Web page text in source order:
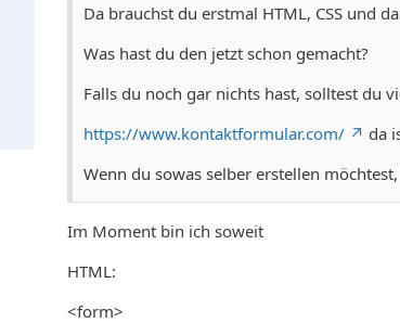
Da brauchst du erstmal HTML, CSS und
Was hast du den jetzt schon gemacht?
Falls du noch gar nichts hast, solltest du
https://www.kontaktformular.com/
da
Wenn du sowas selber erstellen
Im Moment bin ich soweit
HTML:
<form>